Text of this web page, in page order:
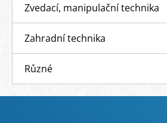
Zvedací, manipulační technika
Zahradní technika
Různé